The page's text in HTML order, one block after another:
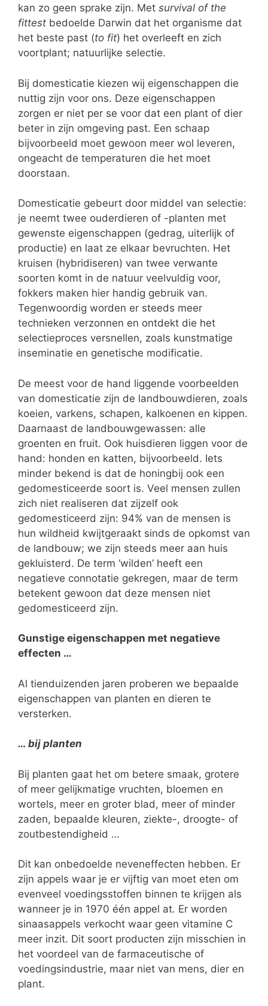
kan zo geen sprake zijn. Met survival of the
fittest bedoelde Darwin dat het organisme dat
het beste past (to fit) het overleeft en zich
voortplant; natuurlijke selectie.
Bij domesticatie kiezen wij eigenschappen die
nuttig zijn voor ons. Deze eigenschappen
zorgen er niet per se voor dat een plant of dier
beter in zijn omgeving past. Een schaap
bijvoorbeeld moet gewoon meer wol leveren,
ongeacht de temperaturen die het moet
doorstaan.
Domesticatie gebeurt door middel van selectie:
je neemt twee ouderdieren of -planten met
gewenste eigenschappen (gedrag, uiterlijk of
productie) en laat ze elkaar bevruchten. Het
kruisen (hybridiseren) van twee verwante
soorten komt in de natuur veelvuldig voor,
fokkers maken hier handig gebruik van.
Tegenwoordig worden er steeds meer
technieken verzonnen en ontdekt die het
selectieproces versnellen, zoals kunstmatige
inseminatie en genetische modificatie.
De meest voor de hand liggende voorbeelden
van domesticatie zijn de landbouwdieren, zoals
koeien, varkens, schapen, kalkoenen en kippen.
Daarnaast de landbouwgewassen: alle
groenten en fruit. Ook huisdieren liggen voor de
hand: honden en katten, bijvoorbeeld. Iets
minder bekend is dat de honingbij ook een
gedomesticeerde soort is. Veel mensen zullen
zich niet realiseren dat zijzelf ook
gedomesticeerd zijn: 94% van de mensen is
hun wildheid kwijtgeraakt sinds de opkomst van
de landbouw; we zijn steeds meer aan huis
gekluisterd. De term ‘wilden’ heeft een
negatieve connotatie gekregen, maar de term
betekent gewoon dat deze mensen niet
gedomesticeerd zijn.
Gunstige eigenschappen met negatieve
effecten …
Al tienduizenden jaren proberen we bepaalde
eigenschappen van planten en dieren te
versterken.
… bij planten
Bij planten gaat het om betere smaak, grotere
of meer gelijkmatige vruchten, bloemen en
wortels, meer en groter blad, meer of minder
zaden, bepaalde kleuren, ziekte-, droogte- of
zoutbestendigheid …
Dit kan onbedoelde neveneffecten hebben. Er
zijn appels waar je er vijftig van moet eten om
evenveel voedingsstoffen binnen te krijgen als
wanneer je in 1970 één appel at. Er worden
sinaasappels verkocht waar geen vitamine C
meer inzit. Dit soort producten zijn misschien in
het voordeel van de farmaceutische of
voedingsindustrie, maar niet van mens, dier en
plant.